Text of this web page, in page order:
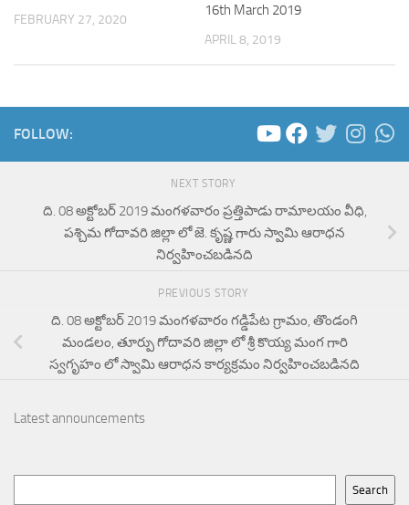
FEBRUARY 27, 2020
16th March 2019
APRIL 8, 2019
FOLLOW:
NEXT STORY
ది. 08 అక్టోబర్ 2019 మంగళవారం ప్రత్తిపాడు రామాలయం వీధి,
పశ్చిమ గోదావరి జిల్లా లో జె. కృష్ణ గారు స్వామి ఆరాధన
నిర్వహించబడినది
PREVIOUS STORY
ది. 08 అక్టోబర్ 2019 మంగళవారం గడ్డిపేట గ్రామం, తొండంగి
మండలం, తూర్పు గోదావరి జిల్లా లో శ్రీ కొయ్య మంగ గారి
స్వగృహం లో స్వామి ఆరాధన కార్యక్రమం నిర్వహించబడినది
Latest announcements
Search